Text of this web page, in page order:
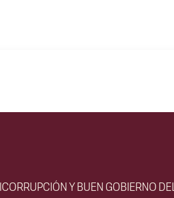
Y BUEN GOBIERNO DEL